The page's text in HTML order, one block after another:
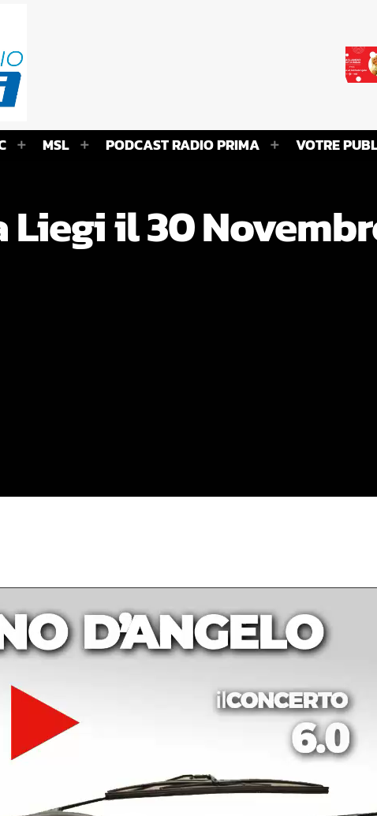
MSL PODCAST RADIO PRIMA VOTRE
Liegi il 30